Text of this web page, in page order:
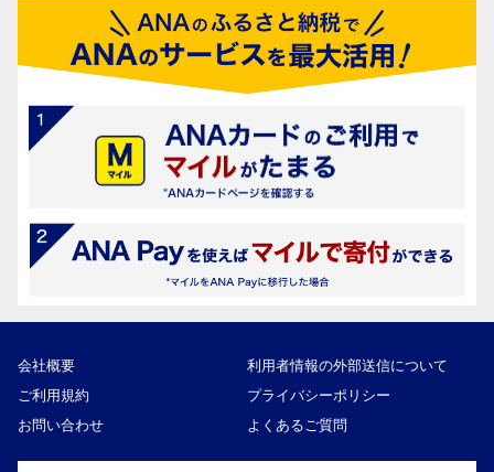
会社概要
利用者情報の外部送信について
ご利用規約
プライバシーポリシー
お問い合わせ
よくあるご質問